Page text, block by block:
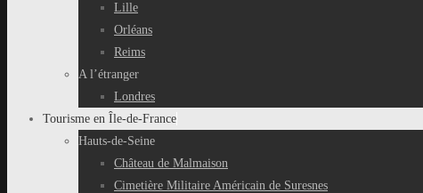
Lille
Orléans
Reims
A l’étranger
Londres
Tourisme en Île-de-France
Hauts-de-Seine
Château de Malmaison
Cimetière Militaire Américain de Suresnes